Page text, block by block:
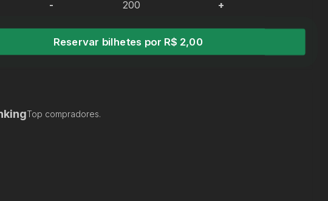
- +
Reservar bilhetes por R$ 2,00
Top compradores.